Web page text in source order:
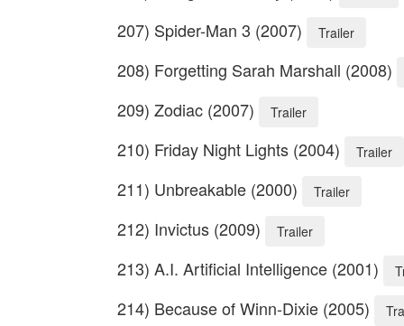
207) Spider-Man 3 (2007) Trailer
208) Forgetting Sarah Marshall (2008)
209) Zodiac (2007)
Trailer
210) Friday Night Lights (2004) Trailer
211) Unbreakable (2000) Trailer
212) Invictus (2009) Trailer
213) A.I. Artificial Intelligence (2001)
214) Because of Winn-Dixie (2005)